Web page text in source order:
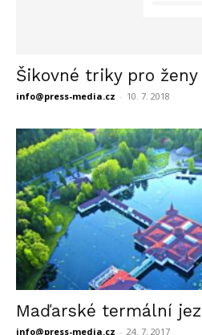
Šikovné triky pro ženy
info@press-media.cz - 10. 7. 2018
Maďarské termální
info@press-media.cz - 24. 7. 2017